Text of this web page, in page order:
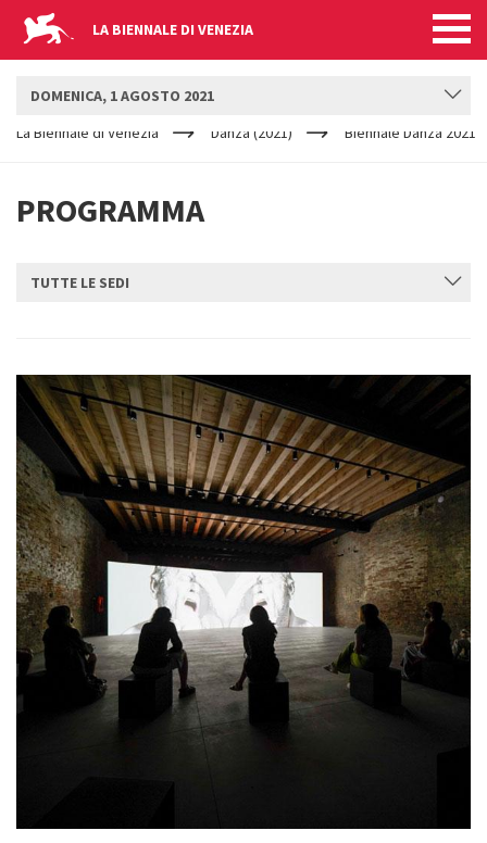
LA BIENNALE DI VENEZIA
ARE
La Biennale di Venezia Danza (2021) Biennale Danza 2021
PROGRAMMA
DOMENICA, 1 AGOSTO 2021
TUTTE LE SEDI